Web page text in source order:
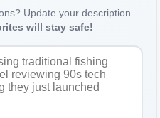
Update your description
will stay safe!